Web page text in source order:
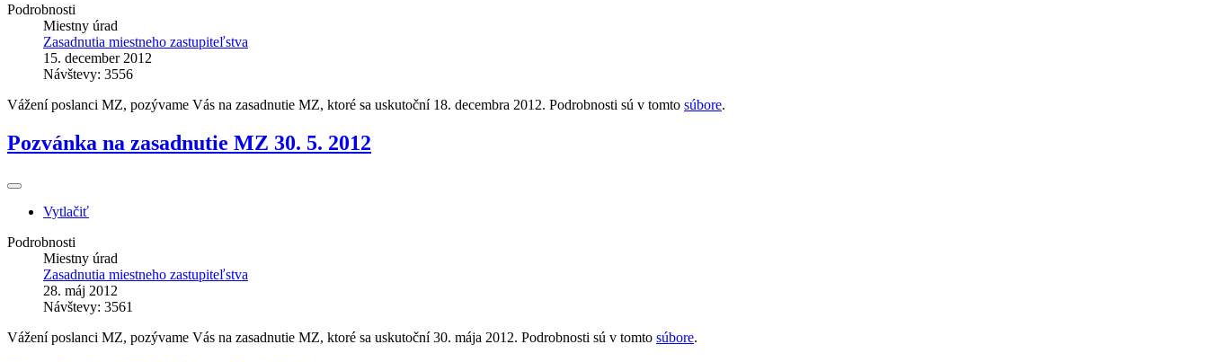
Podrobnosti
Miestny úrad
Zasadnutia miestneho zastupiteľstva
15. december 2012
Návštevy: 3556
Vážení poslanci MZ, pozývame Vás na zasadnutie MZ, ktoré sa uskutoční 18. decembra 2012. Podrobnosti sú v tomto súbore.
Pozvánka na zasadnutie MZ 30. 5. 2012
Vytlačiť
Podrobnosti
Miestny úrad
Zasadnutia miestneho zastupiteľstva
28. máj 2012
Návštevy: 3561
Vážení poslanci MZ, pozývame Vás na zasadnutie MZ, ktoré sa uskutoční 30. mája 2012. Podrobnosti sú v tomto súbore.